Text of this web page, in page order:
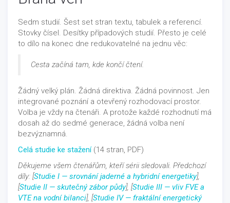
Sedm studií. Šest set stran textu, tabulek a referencí.
Stovky čísel. Desítky případových studií. Přesto je celé
to dílo na konec dne redukovatelné na jednu věc:
Cesta začíná tam, kde končí čtení.
Žádný velký plán. Žádná direktiva. Žádná povinnost. Jen
integrované poznání a otevřený rozhodovací prostor.
Volba je vždy na čtenáři. A protože každé rozhodnutí má
dosah až do sedmé generace, žádná volba není
bezvýznamná.
Celá studie ke stažení(14 stran, PDF)
Děkujeme všem čtenářům, kteří sérii sledovali. Předchozí
díly: [Studie I — srovnání jaderné a hybridní energetiky],
[Studie II — skutečný zábor půdy], [Studie III — vliv FVE a
VTE na vodní bilanci], [Studie IV — fraktální energetický